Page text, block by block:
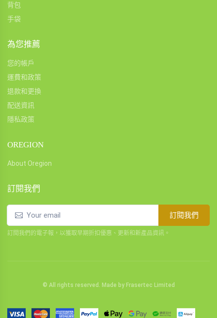
背包
手袋
為您推薦
您的帳戶
運費和政策
退款和更換
配送資訊
隱私政策
OREGION
About Oregion
訂閱我們
訂閱我們
訂閱我們的電子報，以獲取早期折扣優惠、更新和新產品資訊。
© All rights reserved. Made by Frasertec Limited